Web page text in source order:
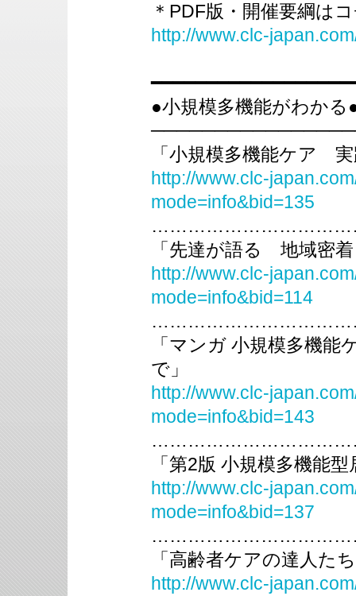
＊PDF版・開催要綱は
http://www.clc-
●小規模多機能がわかる
「小規模多機能ケア
http://www.clc-
mode=info&bid=135
「先達が語る 地域密
http://www.clc-
mode=info&bid=114
「マンガ 小規模多機
で」
http://www.clc-
mode=info&bid=143
「第2版 小規模多機能
http://www.clc-
mode=info&bid=137
「高齢者ケアの達人た
http://www.clc-